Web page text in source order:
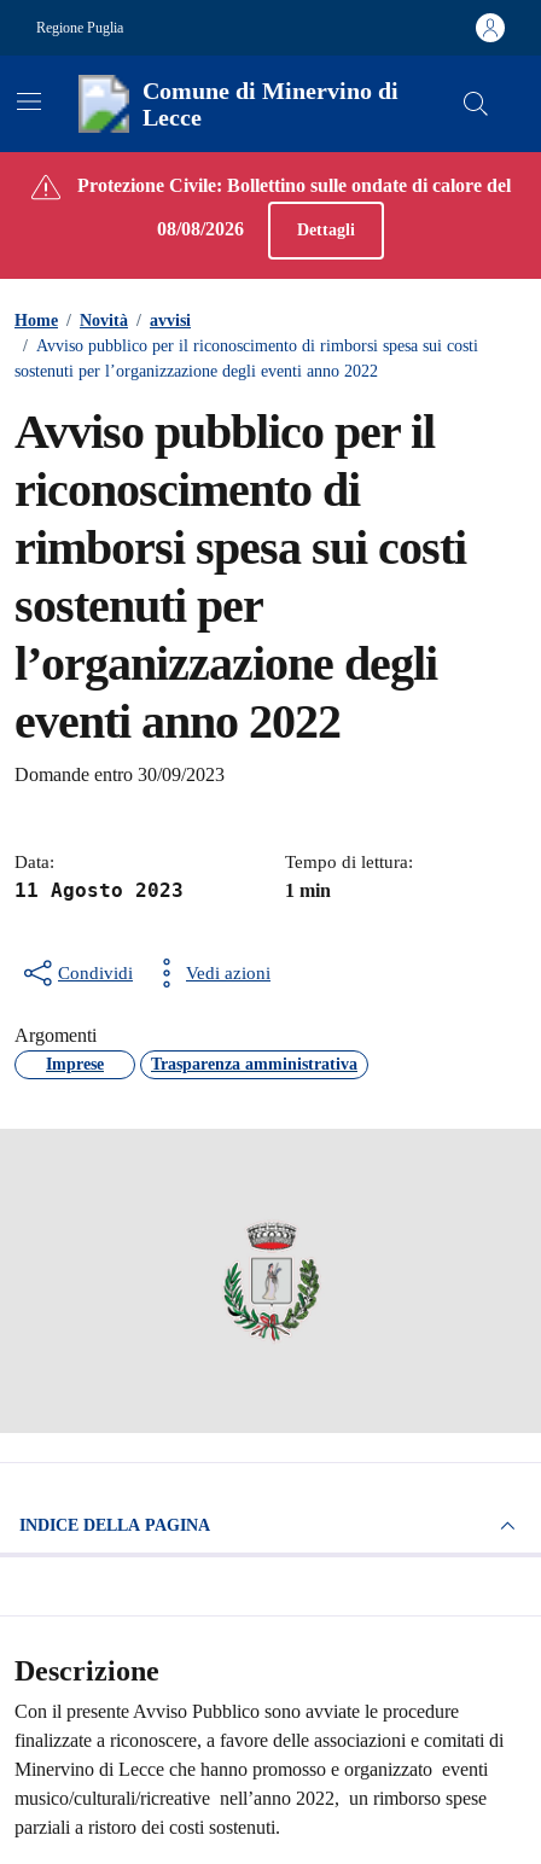
Regione Puglia
Comune di Minervino di
Lecce
Contenuti in evidenza
Protezione Civile: Bollettino sulle ondate di calore del
08/08/2026 Dettagli
Home / Novità / avvisi
/ Avviso pubblico per il riconoscimento di rimborsi spesa sui costi
sostenuti per l’organizzazione degli eventi anno 2022
Avviso pubblico per il
riconoscimento di
rimborsi spesa sui costi
sostenuti per
l’organizzazione degli
eventi anno 2022
Dettagli della notizia
Domande entro 30/09/2023
Data:
11 Agosto 2023
Tempo di lettura:
1 min
Condividi Vedi azioni
Argomenti
Imprese Trasparenza amministrativa
INDICE DELLA PAGINA
Descrizione
Con il presente Avviso Pubblico sono avviate le procedure
finalizzate a riconoscere, a favore delle associazioni e comitati di
Minervino di Lecce che hanno promosso e organizzato eventi
musico/culturali/ricreative nell’anno 2022, un rimborso spese
parziali a ristoro dei costi sostenuti.